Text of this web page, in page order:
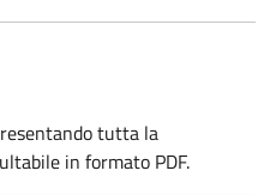
tutta la
in formato PDF.